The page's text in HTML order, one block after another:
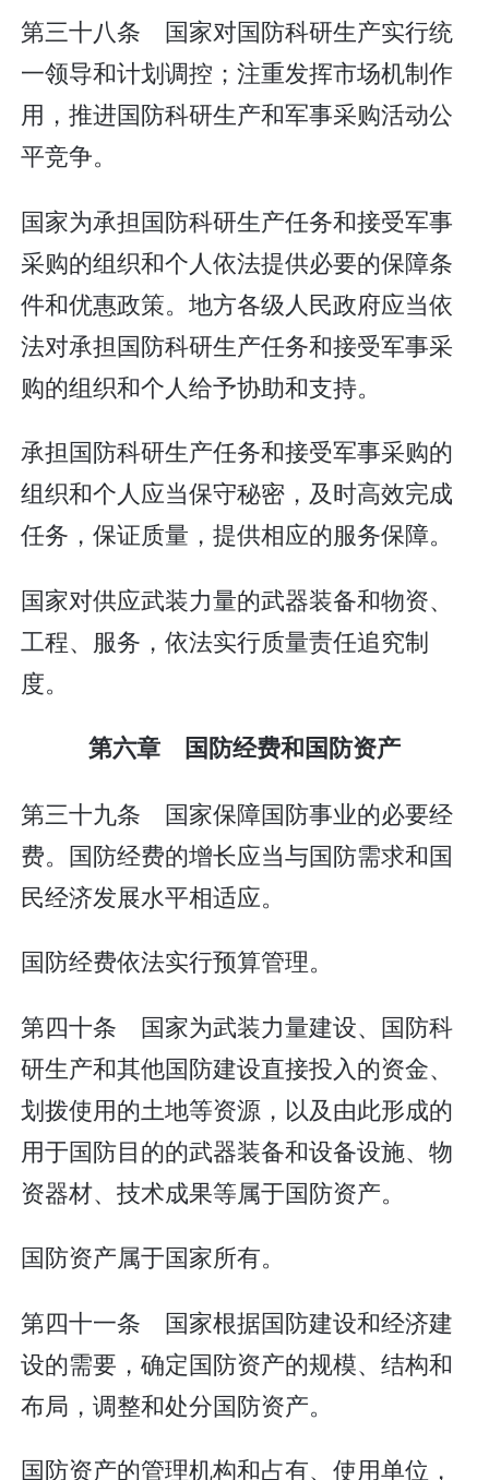
第三十八条 国家对国防科研生产实行统
一领导和计划调控；注重发挥市场机制作
用，推进国防科研生产和军事采购活动公
平竞争。
国家为承担国防科研生产任务和接受军事
采购的组织和个人依法提供必要的保障条
件和优惠政策。地方各级人民政府应当依
法对承担国防科研生产任务和接受军事采
购的组织和个人给予协助和支持。
承担国防科研生产任务和接受军事采购的
组织和个人应当保守秘密，及时高效完成
任务，保证质量，提供相应的服务保障。
国家对供应武装力量的武器装备和物资、
工程、服务，依法实行质量责任追究制
度。
第六章 国防经费和国防资产
第三十九条 国家保障国防事业的必要经
费。国防经费的增长应当与国防需求和国
民经济发展水平相适应。
国防经费依法实行预算管理。
第四十条 国家为武装力量建设、国防科
研生产和其他国防建设直接投入的资金、
划拨使用的土地等资源，以及由此形成的
用于国防目的的武器装备和设备设施、物
资器材、技术成果等属于国防资产。
国防资产属于国家所有。
第四十一条 国家根据国防建设和经济建
设的需要，确定国防资产的规模、结构和
布局，调整和处分国防资产。
国防资产的管理机构和占有、使用单位，